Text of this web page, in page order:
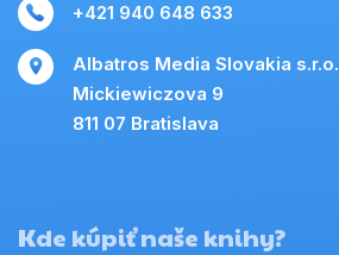
+421 940 648 633
Albatros Media Slovakia s.r.o.
Mickiewiczova 9
811 07 Bratislava
Kde kúpiť naše knihy?